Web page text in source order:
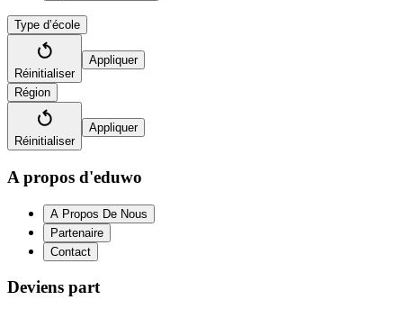
Type d’école
Réinitialiser
Appliquer
Région
Réinitialiser
Appliquer
A propos d'eduwo
A Propos De Nous
Partenaire
Contact
Deviens part